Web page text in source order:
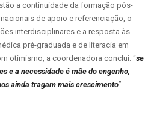
a continuidade da formação pós-
de apoio e referenciação, o
interdisciplinares e a resposta às
pré-graduada e de literacia em
otimismo, a coordenadora conclui: “se
e a necessidade é mãe do engenho,
ainda tragam mais crescimento”.